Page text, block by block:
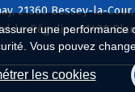
une
Vous pouvez
les cookies
21360 Bessey-la-
le-Régulier, 21430